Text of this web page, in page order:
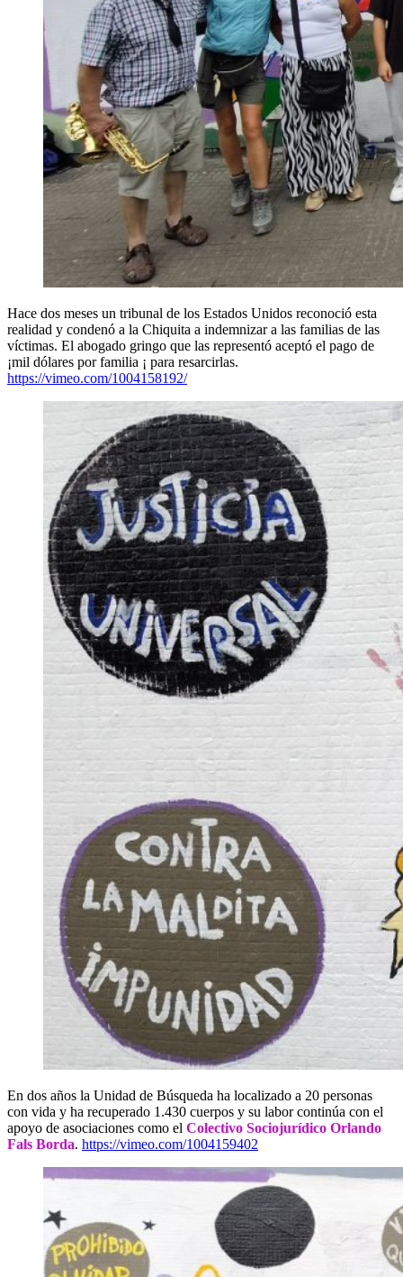
Hace dos meses un tribunal de los Estados Unidos reconoció esta
realidad y condenó a la Chiquita a indemnizar a las familias de las
víctimas. El abogado gringo que las representó aceptó el pago de
¡mil dólares por familia ¡ para resarcirlas.
https://vimeo.com/1004158192/
En dos años la Unidad de Búsqueda ha localizado a 20 personas
con vida y ha recuperado 1.430 cuerpos y su labor continúa con el
apoyo de asociaciones como el Colectivo Sociojurídico Orlando
Fals Borda. https://vimeo.com/1004159402